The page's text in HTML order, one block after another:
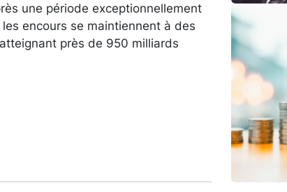
une période exceptionnellement
encours se maintiennent à des
près de 950 milliards
Image